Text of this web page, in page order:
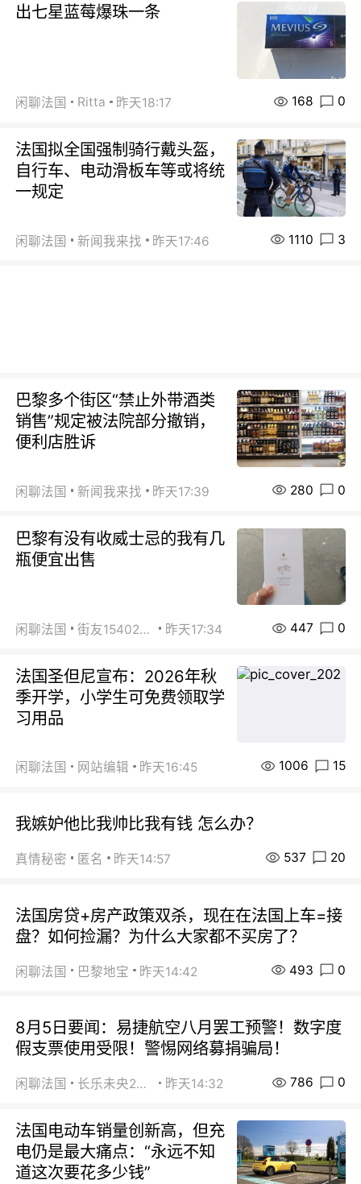
出七星蓝莓爆珠一条
闲聊法国 Ritta 昨天18:17 168 0
法国拟全国强制骑行戴头盔，
自行车、电动滑板车等或将统
一规定
闲聊法国 新闻我来找 昨天17:46 1110 3
巴黎多个街区“禁止外带酒类
销售”规定被法院部分撤销，
便利店胜诉
闲聊法国 新闻我来找 昨天17:39 280 0
巴黎有没有收威士忌的我有几
瓶便宜出售
闲聊法国 街友15402223 昨天17:34 447 0
法国圣但尼宣布：2026年秋
季开学，小学生可免费领取学
习用品
闲聊法国 网站编辑 昨天16:45 1006 15
我嫉妒他比我帅比我有钱 怎么办？
真情秘密 匿名 昨天14:57 537 20
法国房贷+房产政策双杀，现在在法国上车=接
盘？如何捡漏？为什么大家都不买房了？
闲聊法国 巴黎地宝 昨天14:42 493 0
8月5日要闻：易捷航空八月罢工预警！数字度
假支票使用受限！警惕网络募捐骗局！
闲聊法国 长乐未央2015 昨天14:32 786 0
法国电动车销量创新高，但充
电仍是最大痛点：“永远不知
道这次要花多少钱”